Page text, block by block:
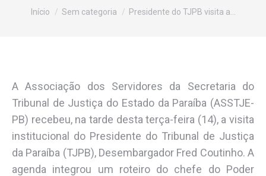
Você está aqui:
Início Sem categoria Presidente do TJPB visita a…
A Associação dos Servidores da Secretaria do
Tribunal de Justiça do Estado da Paraíba (ASSTJE-
PB) recebeu, na tarde desta terça-feira (14), a visita
institucional do Presidente do Tribunal de Justiça
da Paraíba (TJPB), Desembargador Fred Coutinho. A
agenda integrou um roteiro do chefe do Poder